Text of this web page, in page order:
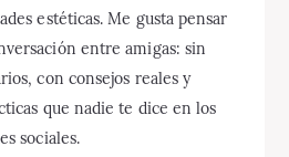
estéticas. Me gusta pensar
entre amigas: sin
con consejos reales y
que nadie te dice en los
sociales.